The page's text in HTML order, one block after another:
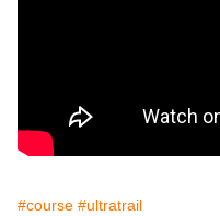
#course #ultratrail